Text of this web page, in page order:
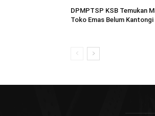
DPMPTSP KSB Temukan
Toko Emas Belum Kantongi